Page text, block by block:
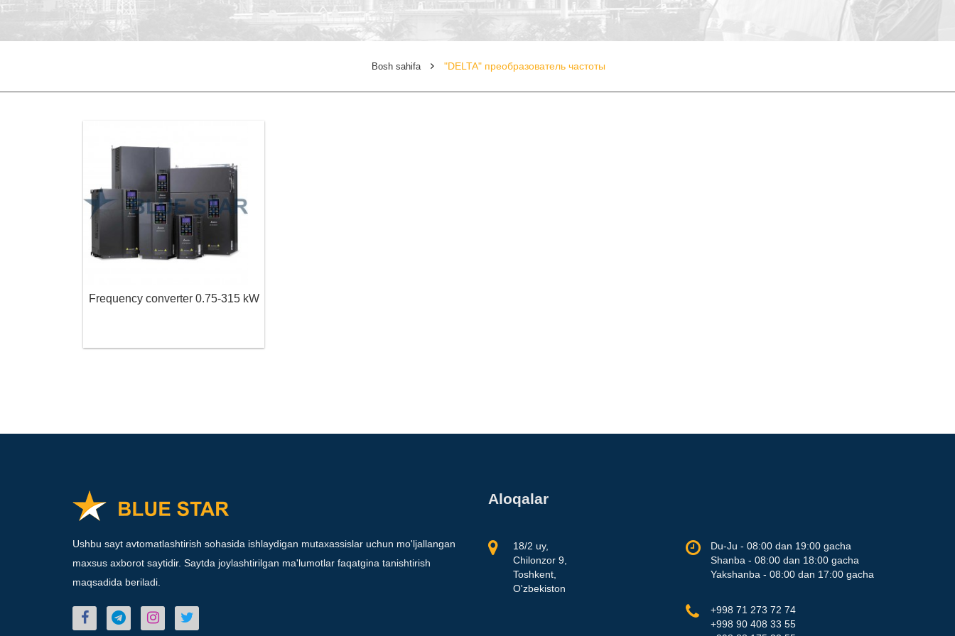
Bosh sahifa "DELTA" преобразователь частоты
Frequency converter 0.75-315 kW
Ushbu sayt avtomatlashtirish sohasida ishlaydigan mutaxassislar uchun mo'ljallangan
maxsus axborot saytidir. Saytda joylashtirilgan ma'lumotlar faqatgina tanishtirish
maqsadida beriladi.
Aloqalar
18/2 uy,
Chilonzor 9,
Toshkent,
O'zbekiston
Du-Ju - 08:00 dan 19:00 gacha
Shanba - 08:00 dan 18:00 gacha
Yakshanba - 08:00 dan 17:00 gacha
+998 71 273 72 74
+998 90 408 33 55